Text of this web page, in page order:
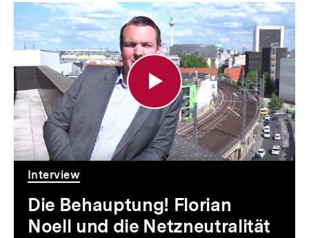
Die
Behauptung!
Florian
Noell
und
die
Netzneutralität
Interview
Die Behauptung! Florian
Noell und die Netzneutralität